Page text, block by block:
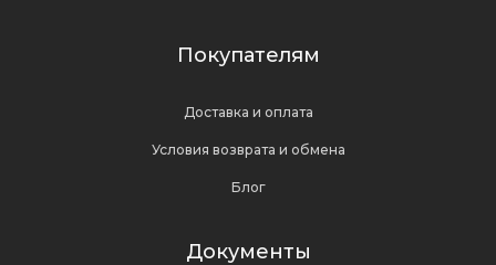
Блог
Условия возврата и обмена
Доставка и оплата
Покупателям
Документы